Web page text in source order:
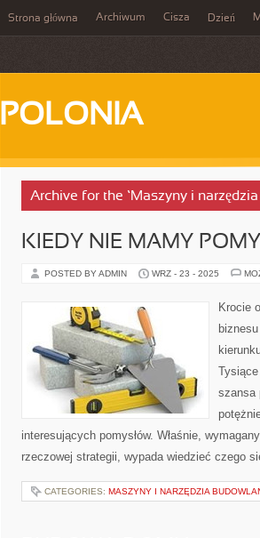
Strona główna Archiwum Cisza Dzień
POLONIA
Archive for the ‘Maszyny i
KIEDY NIE MAMY
POSTED BY ADMIN WRZ - 23 - 2025
Krocie
szansa
interesujących pomysłów. Właśnie,
rzeczowej strategii, wypada wiedzieć czego
CATEGORIES: MASZYNY I NARZĘDZIA